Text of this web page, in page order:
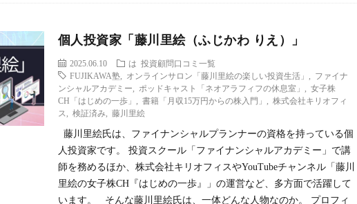
個人投資家「藤川里絵（ふじかわ りえ）」
2025.06.10 は 投資顧問口コミ一覧
FUJIKAWA塾, オンラインサロン「藤川里絵の楽しい投資生活」
ファイナ
ンシャルアカデミー
ポッドキャスト「ネオアラフィフの休息室」
女子株
CH「はじめの一歩」
書籍「月収15万円からの株入門」
株式会社キリオフィ
ス
検証済み 藤川里絵
藤川里絵氏は、ファイナンシャルプランナーの資格を持っている個
人投資家です。 投資スクール「ファイナンシャルアカデミー」で講
師を務めるほか、株式会社キリオフィスやYouTubeチャンネル「藤川
里絵の女子株CH『はじめの一歩』」の運営など、多方面で活躍して
います。 そんな藤川里絵氏は、一体どんな人物なのか。 プロフィ